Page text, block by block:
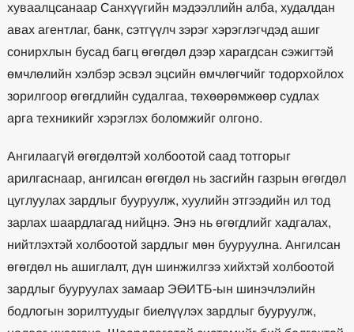
хуваалцсанаар Санхүүгийн мэдээллийн алба, худалдан
авах агентлаг, банк, сэтгүүлч зэрэг хэрэглэгчдэд ашиг
сонирхлын бусад багц өгөгдөл дээр харагдсан сэжигтэй
өмчлөлийн хэлбэр эсвэл эцсийн өмчлөгчийг тодорхойлох
зорилгоор өгөгдлийн судалгаа, төхөөрөмжөөр судлах
арга техникийг хэрэглэх боломжийг олгоно.
Ангилаагүй өгөгдөлтэй холбоотой саад тотгорыг
арилгаснаар, ангилсан өгөгдөл нь засгийн газрын өгөгдөл
цуглуулах зардлыг бууруулж, хуулийн этгээдийн ил тод
зарлах шаардлагад нийцнэ. Энэ нь өгөгдлийг хадгалах,
нийтлэхтэй холбоотой зардлыг мөн бууруулна. Ангилсан
өгөгдөл нь ашиглалт, дүн шинжилгээ хийхтэй холбоотой
зардлыг бууруулах замаар ЭӨИТБ-ын шинэчлэлийн
бодлогын зорилтуудыг биелүүлэх зардлыг бууруулж,